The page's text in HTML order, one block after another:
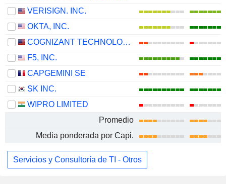
VERISIGN. INC.
OKTA, INC.
COGNIZANT TECHNOLOGY SOLUTIONS CORPORATION
F5, INC.
CAPGEMINI SE
SK INC.
WIPRO LIMITED
Promedio
Media ponderada por Capi.
Servicios y Consultoría de TI - Otros